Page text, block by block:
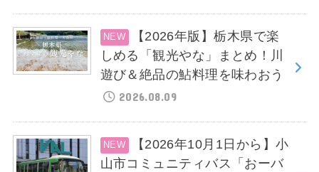
【2026年版】栃木県で楽
しめる「観光やな」まとめ！川
遊び＆絶品の鮎料理を味わおう
2026.08.09
【2026年10月1日から】小
山市コミュニティバス「おーバ